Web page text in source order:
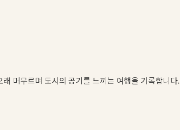
머무르며 도시의 공기를 느끼는 여행을 기록합니다.